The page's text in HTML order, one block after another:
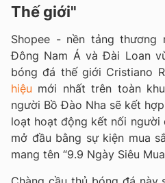
Thế giới"
Shopee - nền tảng
Đông Nam Á và Đài Loan
bóng đá thế giới Cristiano
hiệu mới nhất trên toàn
người Bồ Đào Nha sẽ kết
loạt hoạt động kết nối người
mở đầu bằng sự kiện mua
mang tên “9.9 Ngày Siêu Mua